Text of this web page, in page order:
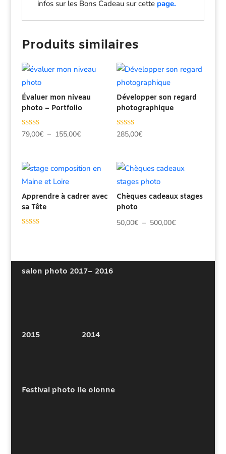
infos sur les Bons Cadeau sur cette page.
Produits similaires
Évaluer mon niveau
photo – Portfolio
Note
5.00
79,00€ – 155,00€Plage
79,00€
155,00€
Développer son regard
photographique
Note
5.00
285,00€
Apprendre à cadrer avec
sa Tête
Chèques cadeaux stages
photo
50,00€ – 500,00€Plage
50,00€
salon photo 2017– 2016
2015 2014
Festival photo Ile olonne